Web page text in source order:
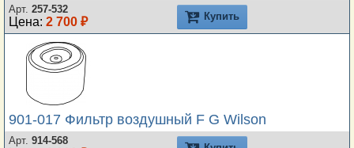
Арт. 257-532
Цена: 2 700 ₽ Купить
901-017 Фильтр воздушный F G Wilson
Арт. 914-568